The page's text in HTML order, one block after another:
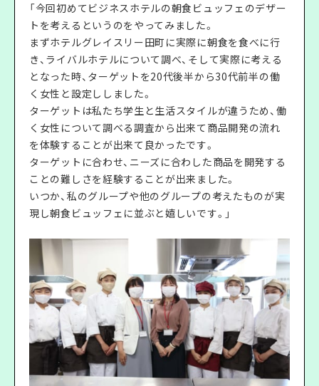
「今回初めてビジネスホテルの朝食ビュッフェのデザー
トを考えるというのをやってみました。
まずホテルグレイスリー田町に実際に朝食を食べに行
き、ライバルホテルについて調べ、そして実際に考える
となった時、ターゲットを20代後半から30代前半の働
く女性と設定ししました。
ターゲットは私たち学生と生活スタイルが違うため、働
く女性について調べる調査から出来て商品開発の流れ
を体験することが出来て良かったです。
ターゲットに合わせ、ニーズに合わした商品を開発する
ことの難しさを経験することが出来ました。
いつか、私のグループや他のグループの考えたものが実
現し朝食ビュッフェに並ぶと嬉しいです。」